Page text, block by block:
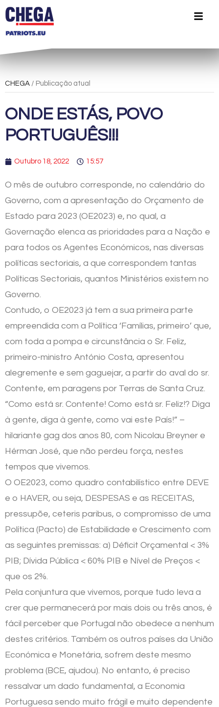
CHEGA / Publicação atual
ONDE ESTÁS, POVO
PORTUGUÊS!!!
Outubro 18, 2022 15:57
O mês de outubro corresponde, no calendário do
Governo, com a apresentação do Orçamento de
Estado para 2023 (OE2023) e, no qual, a
Governação elenca as prioridades para a Nação e
para todos os Agentes Económicos, nas diversas
políticas sectoriais, a que correspondem tantas
Políticas Sectoriais, quantos Ministérios existem no
Governo.
Contudo, o OE2023 já tem a sua primeira parte
empreendida com a Política ‘Famílias, primeiro’ que,
com toda a pompa e circunstância o Sr. Feliz,
primeiro-ministro António Costa, apresentou
alegremente e sem gaguejar, a partir do aval do sr.
Contente, em paragens por Terras de Santa Cruz.
“Como está sr. Contente! Como está sr. Feliz!? Diga
à gente, diga à gente, como vai este País!” –
hilariante gag dos anos 80, com Nicolau Breyner e
Hérman José, que não perdeu força, nestes
tempos que vivemos.
O OE2023, como quadro contabilístico entre DEVE
e o HAVER, ou seja, DESPESAS e as RECEITAS,
pressupõe, ceteris paribus, o compromisso de uma
Política (Pacto) de Estabilidade e Crescimento com
as seguintes premissas: a) Déficit Orçamental < 3%
PIB; Dívida Pública < 60% PIB e Nível de Preços <
que os 2%.
Pela conjuntura que vivemos, porque tudo leva a
crer que permanecerá por mais dois ou três anos, é
fácil perceber que Portugal não obedece a nenhum
destes critérios. Também os outros países da União
Económica e Monetária, sofrem deste mesmo
problema (BCE, ajudou). No entanto, é preciso
ressalvar um dado fundamental, a Economia
Portuguesa sendo muito frágil e muito dependente